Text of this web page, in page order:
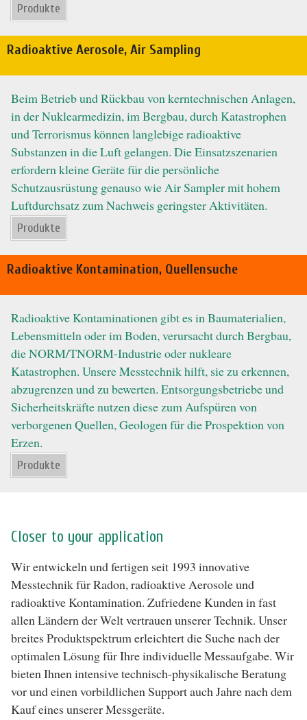
Produkte
Radioaktive Aerosole, Air Sampling
Beim Betrieb und Rückbau von kerntechnischen Anlagen,
in der Nuklearmedizin, im Bergbau, durch Katastrophen
und Terrorismus können langlebige radioaktive
Substanzen in die Luft gelangen. Die Einsatzszenarien
erfordern kleine Geräte für die persönliche
Schutzausrüstung genauso wie Air Sampler mit hohem
Luftdurchsatz zum Nachweis geringster Aktivitäten.
Produkte
Radioaktive Kontamination, Quellensuche
Radioaktive Kontaminationen gibt es in Baumaterialien,
Lebensmitteln oder im Boden, verursacht durch Bergbau,
die NORM/TNORM-Industrie oder nukleare
Katastrophen. Unsere Messtechnik hilft, sie zu erkennen,
abzugrenzen und zu bewerten. Entsorgungsbetriebe und
Sicherheitskräfte nutzen diese zum Aufspüren von
verborgenen Quellen, Geologen für die Prospektion von
Erzen.
Produkte
Closer to your application
Wir entwickeln und fertigen seit 1993 innovative
Messtechnik für Radon, radioaktive Aerosole und
radioaktive Kontamination. Zufriedene Kunden in fast
allen Ländern der Welt vertrauen unserer Technik. Unser
breites Produktspektrum erleichtert die Suche nach der
optimalen Lösung für Ihre individuelle Messaufgabe. Wir
bieten Ihnen intensive technisch-physikalische Beratung
vor und einen vorbildlichen Support auch Jahre nach dem
Kauf eines unserer Messgeräte.